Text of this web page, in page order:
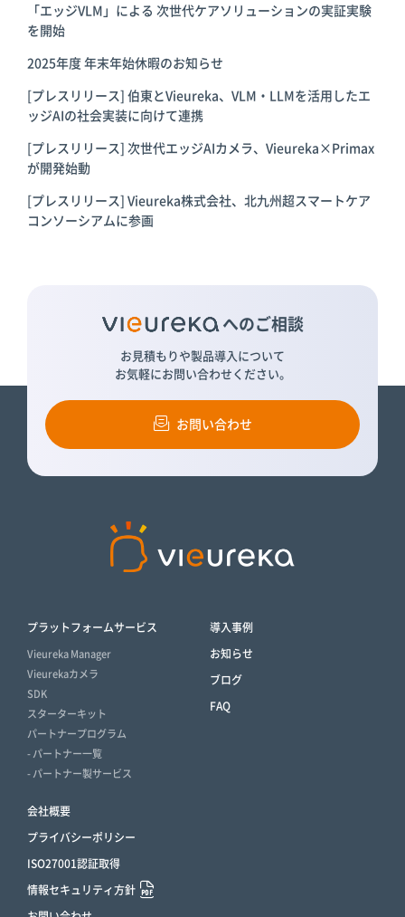
「エッジVLM」による 次世代ケアソリューションの実証実験
を開始
2025年度 年末年始休暇のお知らせ
[プレスリリース] 伯東とVieureka、VLM・LLMを活用したエ
ッジAIの社会実装に向けて連携
[プレスリリース] 次世代エッジAIカメラ、Vieureka×Primax
が開発始動
[プレスリリース] Vieureka株式会社、北九州超スマートケア
コンソーシアムに参画
へのご相談
お見積もりや製品導入について
お気軽にお問い合わせください。
お問い合わせ
プラットフォームサービス
Vieureka Manager
Vieurekaカメラ
SDK
スターターキット
パートナープログラム
- パートナー一覧
- パートナー製サービス
導入事例
お知らせ
ブログ
FAQ
会社概要
プライバシーポリシー
ISO27001認証取得
情報セキュリティ方針